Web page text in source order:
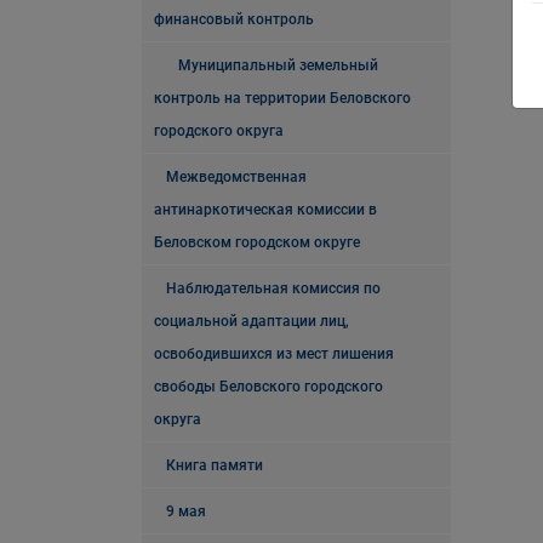
финансовый контроль
Муниципальный земельный
контроль на территории Беловского
городского округа
Межведомственная
антинаркотическая комиссии в
Беловском городском округе
Наблюдательная комиссия по
социальной адаптации лиц,
освободившихся из мест лишения
свободы Беловского городского
округа
Книга памяти
9 мая